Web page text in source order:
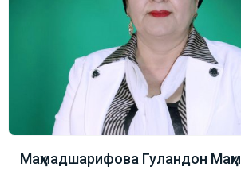
Маҳмадшарифова Гуландон